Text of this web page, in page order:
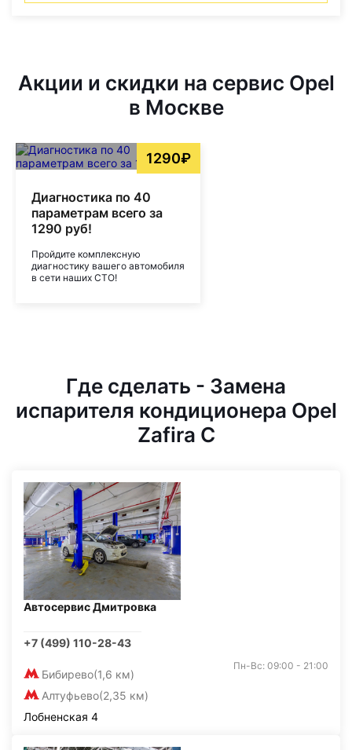
Акции и скидки на сервис Opel
в Москве
1290₽
Диагностика по 40
параметрам всего за
1290 руб!
Пройдите комплексную
диагностику вашего автомобиля
в сети наших СТО!
Где сделать - Замена
испарителя кондиционера Opel
Zafira C
Автосервис Дмитровка
+7 (499) 110-28-43
Бибирево(1,6 км)
Алтуфьево(2,35 км)
Пн-Вс: 09:00 - 21:00
Лобненская 4